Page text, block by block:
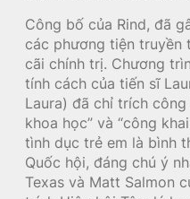
Công bố của Rind, đã
các phương tiện truyền
cãi chính trị. Chương
tính cách của tiến sĩ
Laura) đã chỉ trích
khoa học” và “công
tình dục trẻ em là bình
Quốc hội, đáng chú ý
Texas và Matt Salmon